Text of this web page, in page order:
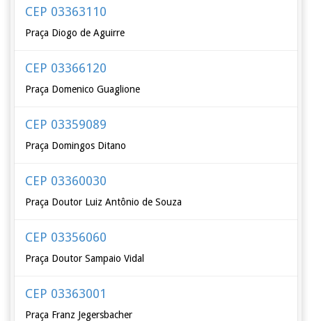
CEP 03363110
Praça Diogo de Aguirre
CEP 03366120
Praça Domenico Guaglione
CEP 03359089
Praça Domingos Ditano
CEP 03360030
Praça Doutor Luiz Antônio de Souza
CEP 03356060
Praça Doutor Sampaio Vidal
CEP 03363001
Praça Franz Jegersbacher